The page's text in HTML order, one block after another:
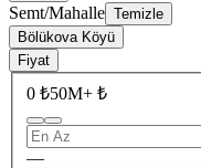
Semt/Mahalle Temizle
Bölükova Köyü
Fiyat
0 ₺50M+ ₺
—